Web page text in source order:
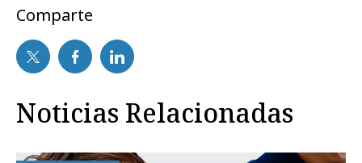
Comparte
Noticias Relacionadas